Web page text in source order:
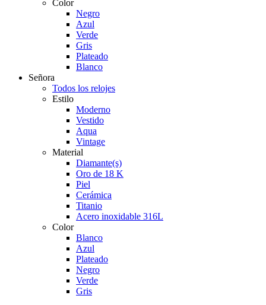
Color
Negro
Azul
Verde
Gris
Plateado
Blanco
Señora
Todos los relojes
Estilo
Moderno
Vestido
Aqua
Vintage
Material
Diamante(s)
Oro de 18 K
Piel
Cerámica
Titanio
Acero inoxidable 316L
Color
Blanco
Azul
Plateado
Negro
Verde
Gris